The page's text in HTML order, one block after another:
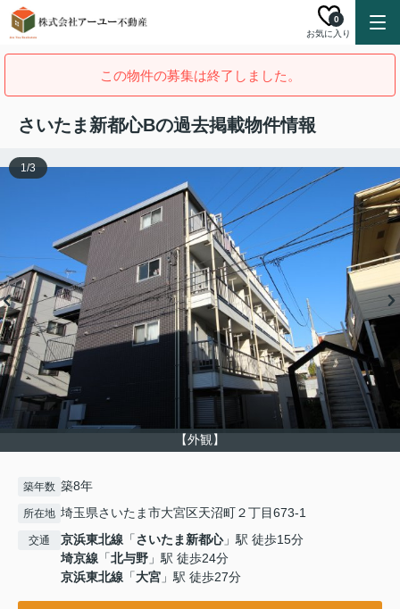
お気に入り
0
この物件の募集は終了しました。
さいたま新都心Bの過去掲載物件情報
【外観】
1/3
築年数 築8年
所在地 埼玉県さいたま市大宮区天沼町２丁目673-1
交通 京浜東北線 「さいたま新都心」駅 徒歩15分
埼京線 「北与野 」駅 徒歩24分
京浜東北線 「大宮 」駅 徒歩27分